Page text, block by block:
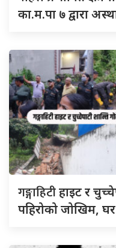
का.म.पा ७ द्वारा
गङ्गाहिटीहाइट र
पहिरोको जोखिम,